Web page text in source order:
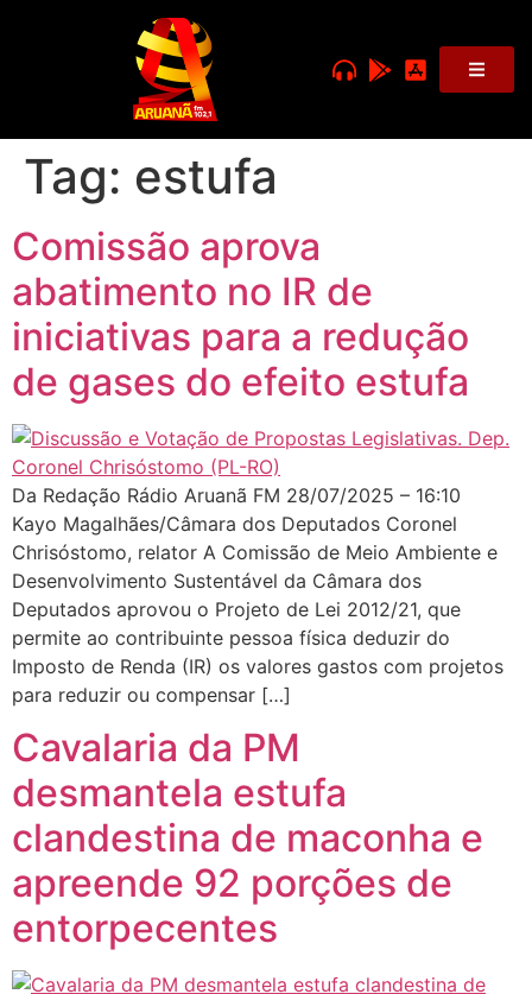
Tag: estufa
Comissão aprova
abatimento no IR de
iniciativas para a redução
de gases do efeito estufa
Da Redação Rádio Aruanã FM 28/07/2025 – 16:10
Kayo Magalhães/Câmara dos Deputados Coronel
Chrisóstomo, relator A Comissão de Meio Ambiente e
Desenvolvimento Sustentável da Câmara dos
Deputados aprovou o Projeto de Lei 2012/21, que
permite ao contribuinte pessoa física deduzir do
Imposto de Renda (IR) os valores gastos com projetos
para reduzir ou compensar […]
Cavalaria da PM
desmantela estufa
clandestina de maconha e
apreende 92 porções de
entorpecentes